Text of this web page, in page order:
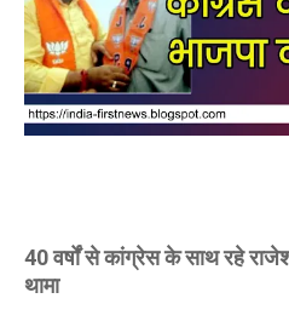
40 वर्षों से कांग्रेस के साथ रहे
थामा